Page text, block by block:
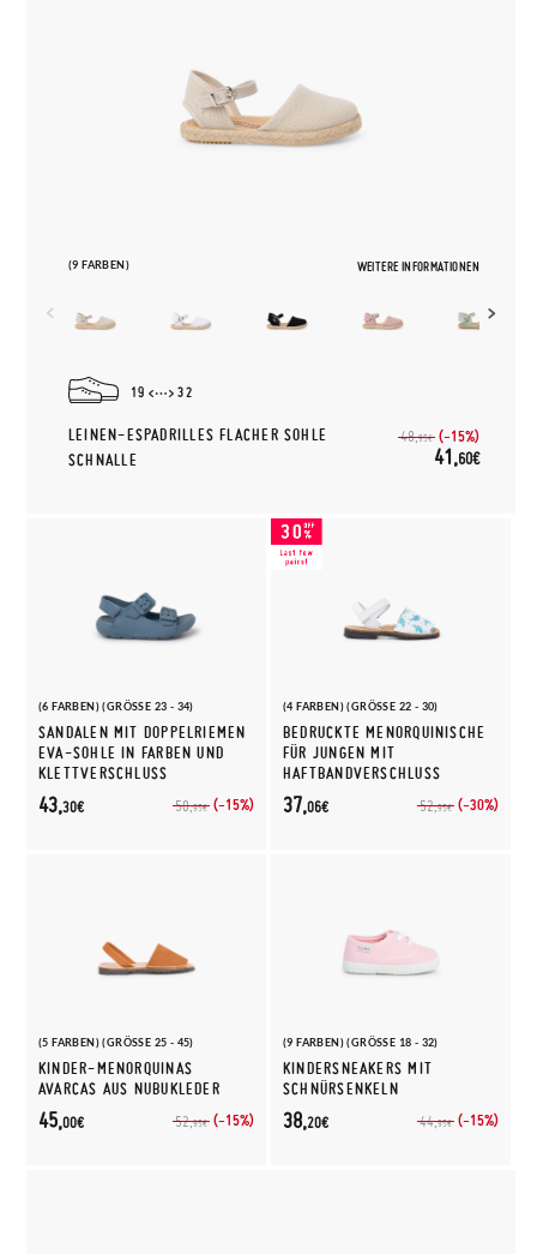
(9 FARBEN) WEITERE INFORMATIONEN
19 32
LEINEN-ESPADRILLES FLACHER SOHLE
SCHNALLE
48,95€ (-15%)
41,60€
(6 FARBEN) (GRÖSSE 23 - 34)
SANDALEN MIT DOPPELRIEMEN
EVA-SOHLE IN FARBEN UND
KLETTVERSCHLUSS
50,95€ (-15%)
43,30€
(4 FARBEN) (GRÖSSE 22 - 30)
BEDRUCKTE MENORQUINISCHE
FÜR JUNGEN MIT
HAFTBANDVERSCHLUSS
52,95€ (-30%)
37,06€
(5 FARBEN) (GRÖSSE 25 - 45)
KINDER-MENORQUINAS
AVARCAS AUS NUBUKLEDER
52,95€ (-15%)
45,00€
(9 FARBEN) (GRÖSSE 18 - 32)
KINDERSNEAKERS MIT
SCHNÜRSENKELN
44,95€ (-15%)
38,20€